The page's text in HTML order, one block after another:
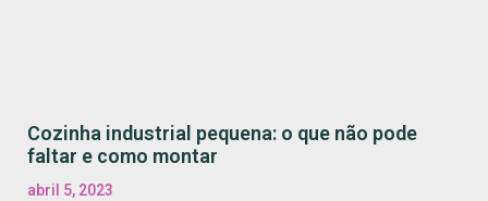
Cozinha industrial pequena: o que não pode
faltar e como montar
abril 5, 2023